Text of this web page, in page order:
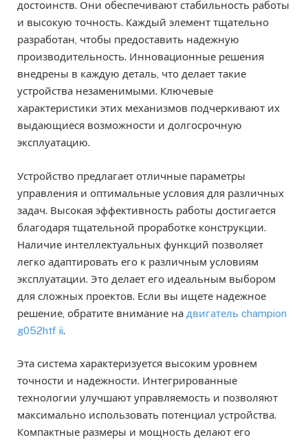
достоинств. Они обеспечивают стабильность работы
и высокую точность. Каждый элемент тщательно
разработан, чтобы предоставить надежную
производительность. Инновационные решения
внедрены в каждую деталь, что делает такие
устройства незаменимыми. Ключевые
характеристики этих механизмов подчеркивают их
выдающиеся возможности и долгосрочную
эксплуатацию.
Устройство предлагает отличные параметры
управления и оптимальные условия для различных
задач. Высокая эффективность работы достигается
благодаря тщательной проработке конструкции.
Наличие интеллектуальных функций позволяет
легко адаптировать его к различным условиям
эксплуатации. Это делает его идеальным выбором
для сложных проектов. Если вы ищете надежное
решение, обратите внимание на двигатель champion
g052htf ii.
Эта система характеризуется высоким уровнем
точности и надежности. Интегрированные
технологии улучшают управляемость и позволяют
максимально использовать потенциал устройства.
Компактные размеры и мощность делают его